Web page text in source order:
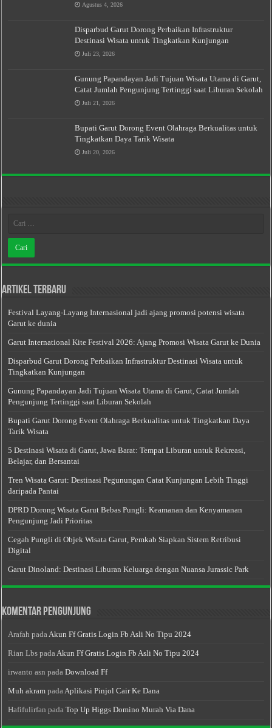
Agustus 4, 2026
Disparbud Garut Dorong Perbaikan Infrastruktur
Destinasi Wisata untuk Tingkatkan Kunjungan
Juli 23, 2026
Gunung Papandayan Jadi Tujuan Wisata Utama di Garut,
Catat Jumlah Pengunjung Tertinggi saat Liburan Sekolah
Juli 21, 2026
Bupati Garut Dorong Event Olahraga Berkualitas untuk
Tingkatkan Daya Tarik Wisata
Juli 20, 2026
Artikel Terbaru
Festival Layang-Layang Internasional jadi ajang promosi potensi wisata
Garut ke dunia
Garut International Kite Festival 2026: Ajang Promosi Wisata Garut ke Dunia
Disparbud Garut Dorong Perbaikan Infrastruktur Destinasi Wisata untuk
Tingkatkan Kunjungan
Gunung Papandayan Jadi Tujuan Wisata Utama di Garut, Catat Jumlah
Pengunjung Tertinggi saat Liburan Sekolah
Bupati Garut Dorong Event Olahraga Berkualitas untuk Tingkatkan Daya
Tarik Wisata
5 Destinasi Wisata di Garut, Jawa Barat: Tempat Liburan untuk Rekreasi,
Belajar, dan Bersantai
Tren Wisata Garut: Destinasi Pegunungan Catat Kunjungan Lebih Tinggi
daripada Pantai
DPRD Dorong Wisata Garut Bebas Pungli: Keamanan dan Kenyamanan
Pengunjung Jadi Prioritas
Cegah Pungli di Objek Wisata Garut, Pemkab Siapkan Sistem Retribusi
Digital
Garut Dinoland: Destinasi Liburan Keluarga dengan Nuansa Jurassic Park
Komentar Pengunjung
Arafah padaAkun Ff Gratis Login Fb Asli No Tipu 2024
Rian Lbs padaAkun Ff Gratis Login Fb Asli No Tipu 2024
irwanto asn padaDownload Ff
Muh akram padaAplikasi Pinjol Cair Ke Dana
Hafifulirfan padaTop Up Higgs Domino Murah Via Dana